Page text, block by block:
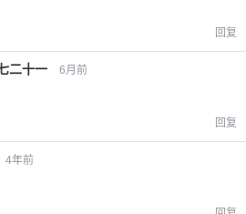
回复
二十一 6月前
回复
4年前